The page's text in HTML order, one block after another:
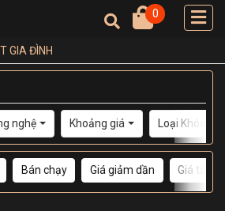
0
GIA ĐÌNH
nghệ Khoảng giá Loại Khóa
Bán chạy Giá giảm dần Giá tăng